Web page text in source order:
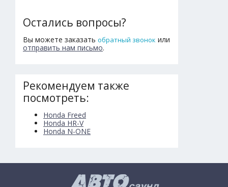
Остались вопросы?
Вы можете заказать обратный звонок или
отправить нам письмо.
Рекомендуем также
посмотреть:
Honda Freed
Honda HR-V
Honda N-ONE